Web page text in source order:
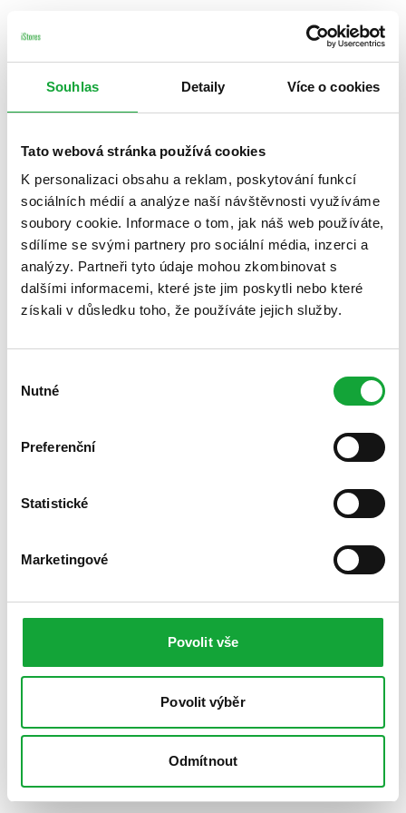
Souhlas Detaily Více o cookies
Tato webová stránka používá cookies
K personalizaci obsahu a reklam, poskytování funkcí
sociálních médií a analýze naší návštěvnosti využíváme
soubory cookie. Informace o tom, jak náš web používáte,
sdílíme se svými partnery pro sociální média, inzerci a
analýzy. Partneři tyto údaje mohou zkombinovat s
dalšími informacemi, které jste jim poskytli nebo které
získali v důsledku toho, že používáte jejich služby.
souhlasu
Nutné
Preferenční
Statistické
Marketingové
Povolit vše
Povolit výběr
Odmítnout